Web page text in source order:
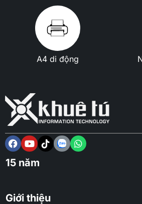
A4 di động
15 năm
Giới thiệu